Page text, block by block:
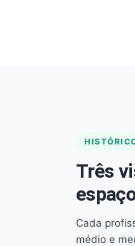
Três
Cada
médio e